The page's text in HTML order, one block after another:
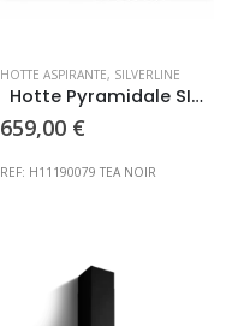
HOTTE ASPIRANTE, SILVERLINE
Hotte Pyramidale SILVERLINE
659,00 €
REF: H11190079 TEA NOIR